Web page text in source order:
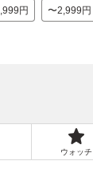
円 〜2,999円
ウォッチ